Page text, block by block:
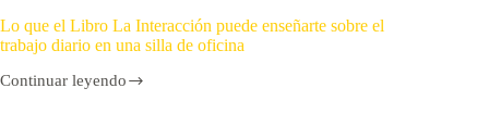
Lo que el Libro La Interacción puede enseñarte sobre el
trabajo diario en una silla de oficina
Continuar leyendo